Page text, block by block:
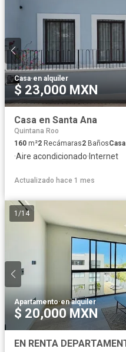
Casa·en alquiler
$ 23,000 MXN
Casa en Santa Ana
Quintana Roo
160 m²2 Recámaras2 BañosCasa
·Aire acondicionado· Internet
Actualizado hace 1 mes
1 /14
Apartamento·en alquiler
$ 20,000 MXN